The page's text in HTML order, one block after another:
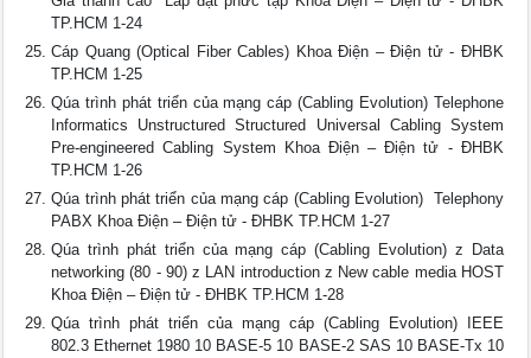
TP.HCM 1-24
Cáp Quang (Optical Fiber Cables) Khoa Điện – Điện tử - ĐHBK
TP.HCM 1-25
Qúa trình phát triển của mạng cáp (Cabling Evolution) Telephone
Informatics Unstructured Structured Universal Cabling System
Pre-engineered Cabling System Khoa Điện – Điện tử - ĐHBK
TP.HCM 1-26
Qúa trình phát triển của mạng cáp (Cabling Evolution)  Telephony
PABX Khoa Điện – Điện tử - ĐHBK TP.HCM 1-27
Qúa trình phát triển của mạng cáp (Cabling Evolution) z Data
networking (80 - 90) z LAN introduction z New cable media HOST
Khoa Điện – Điện tử - ĐHBK TP.HCM 1-28
Qúa trình phát triển của mạng cáp (Cabling Evolution) IEEE
802.3 Ethernet 1980 10 BASE-5 10 BASE-2 SAS 10 BASE-Tx 10